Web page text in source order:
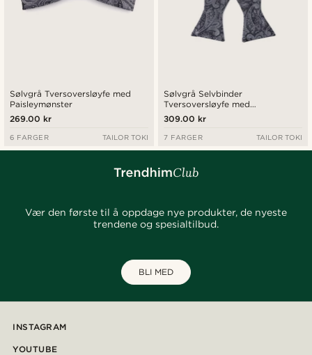
Sølvgrå Tversoversløyfe med
Paisleymønster
269.00 kr
6 FARGER TAILOR TOKI
Sølvgrå Selvbinder
Tversoversløyfe med
Paisleymønster
309.00 kr
7 FARGER TAILOR TOKI
Vær den første til å oppdage nye produkter, de nyeste
trendene og spesialtilbud.
BLI MED
INSTAGRAM
YOUTUBE